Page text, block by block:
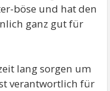
böse und hat den
ganz gut für
lang sorgen um
verantwortlich für